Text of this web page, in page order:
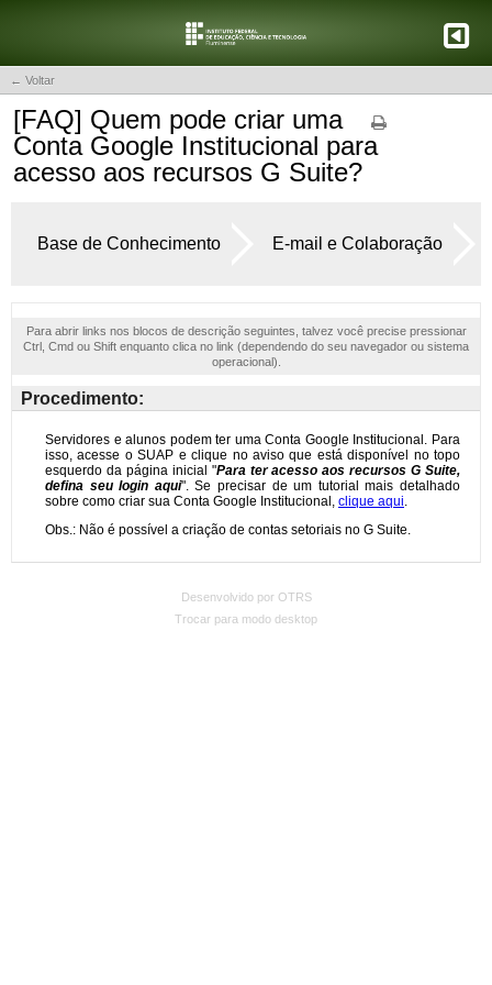
← Voltar
[FAQ] Quem pode criar uma
Conta Google Institucional para
acesso aos recursos G Suite?
Base de Conhecimento E-mail e Colaboração
Para abrir links nos blocos de descrição seguintes, talvez você precise pressionar
Ctrl, Cmd ou Shift enquanto clica no link (dependendo do seu navegador ou sistema
operacional).
Procedimento:
Desenvolvido por OTRS
Trocar para modo desktop